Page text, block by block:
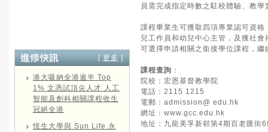
[ 更多 ]
港大吸納全港逾半 Top
1% 文憑試頂尖人才 人工
智能及創科相關課程收生
冠絕全港
恆生大學與 Sun Life 永
員需完成指定時數之駐校體驗、教
課程畢業生可獲取四項專業認可資
兒工作員和幼兒中心主管，及獲社
可選擇申請相關之銜接學位課程，繼
課程查詢 ：
院校：宏恩基督教學院
電話：2115 1215
電郵： admission@ edu.hk
網址： www.gcc.edu.hk
地址：九龍美孚新邨第4期百老匯